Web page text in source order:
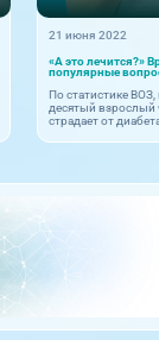
21 июня 2022
«А это лечится?»
популярные
По статистике
десятый взрослый
страдает от